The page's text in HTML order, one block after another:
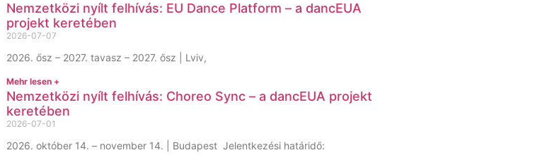
Nemzetközi nyílt felhívás: EU Dance Platform – a dancEUA
projekt keretében
2026-07-07
2026. ősz – 2027. tavasz – 2027. ősz | Lviv,
Mehr lesen +
Nemzetközi nyílt felhívás: Choreo Sync – a dancEUA projekt
keretében
2026-07-01
2026. október 14. – november 14. | Budapest Jelentkezési határidő: